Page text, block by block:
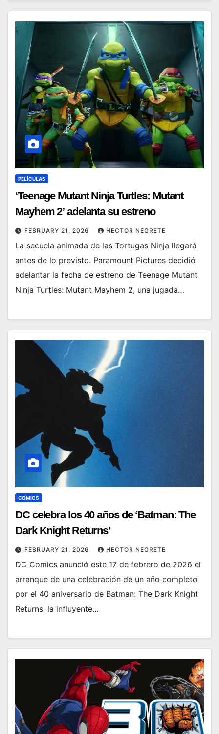
PELÍCULAS
‘Teenage Mutant Ninja Turtles: Mutant
Mayhem 2’ adelanta su estreno
FEBRUARY 21, 2026 HECTOR NEGRETE
La secuela animada de las Tortugas Ninja llegará
antes de lo previsto. Paramount Pictures decidió
adelantar la fecha de estreno de Teenage Mutant
Ninja Turtles: Mutant Mayhem 2, una jugada…
COMICS
DC celebra los 40 años de ‘Batman: The
Dark Knight Returns’
FEBRUARY 21, 2026 HECTOR NEGRETE
DC Comics anunció este 17 de febrero de 2026 el
arranque de una celebración de un año completo
por el 40 aniversario de Batman: The Dark Knight
Returns, la influyente…